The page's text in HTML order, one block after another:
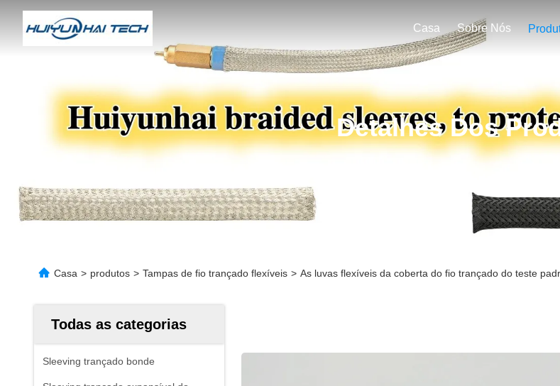
Casa Sobre Nós
Detalhes Dos
Casa > produtos > Tampas de fio trançado flexíveis > As luvas flexíveis da coberta do fio trançado do teste
Todas as categorias
Sleeving trançado bonde